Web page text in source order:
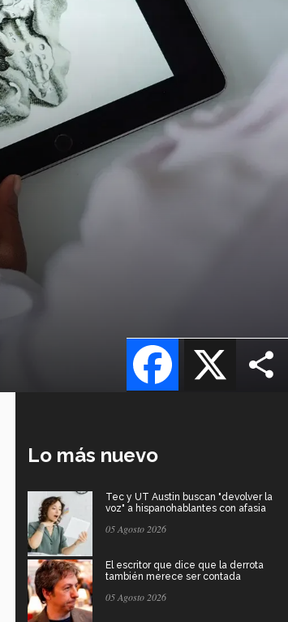
X
Facebook
Lo más nuevo
Tec y UT Austin buscan "devolver la
voz" a hispanohablantes con afasia
05 Agosto 2026
El escritor que dice que la derrota
también merece ser contada
05 Agosto 2026